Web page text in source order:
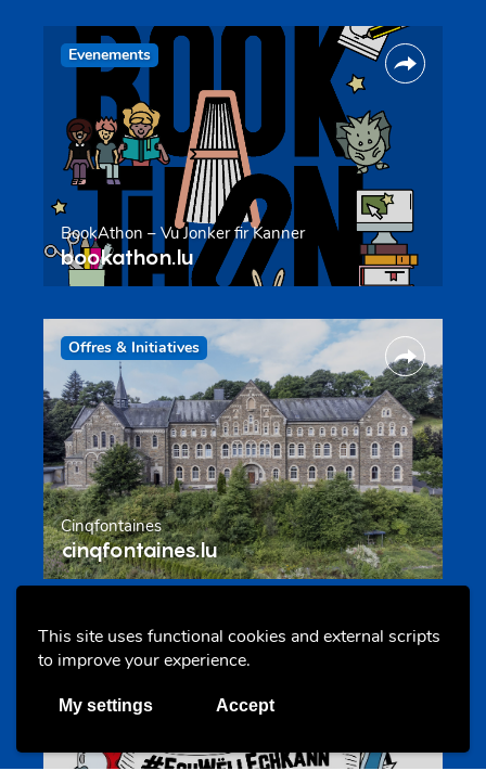
This site uses functional cookies and external scripts
to improve your experience.
My settings Accept
Evenements
BookAthon – Vu Jonker fir Kanner
bookathon.lu
Offres & Initiatives
Cinqfontaines
cinqfontaines.lu
Portails